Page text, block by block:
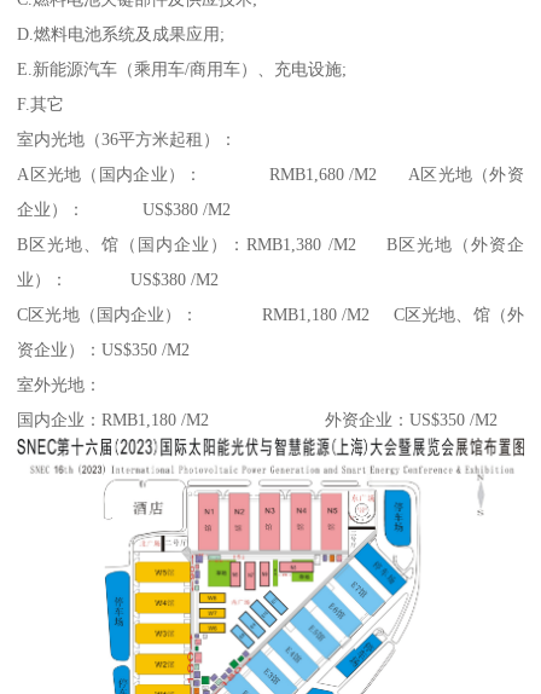
D.燃料电池系统及成果应用;
E.新能源汽车（乘用车/商用车）、充电设施;
F.其它
室内光地（36平方米起租）：
A区光地（国内企业）： RMB1,680 /M2 A区光地（外资
企业）： US$380 /M2
B区光地、馆（国内企业）：RMB1,380 /M2 B区光地（外资企
业）： US$380 /M2
C区光地（国内企业）： RMB1,180 /M2 C区光地、馆（外
资企业）：US$350 /M2
室外光地：
国内企业：RMB1,180 /M2 外资企业：US$350 /M2